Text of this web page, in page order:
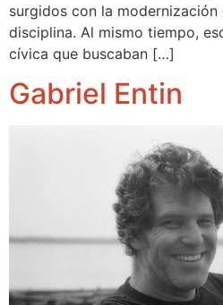
surgidos con la
disciplina. Al mismo tiempo,
cívica que buscaban […]
Gabriel Entin